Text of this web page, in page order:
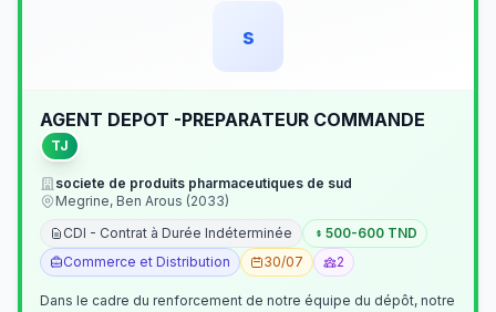
s
AGENT DEPOT -PREPARATEUR COMMANDE
TJ
societe de produits pharmaceutiques de sud
Megrine, Ben Arous (2033)
CDI - Contrat à Durée Indéterminée
500-600 TND
Commerce et Distribution
30/07 2
Dans le cadre du renforcement de notre équipe du dépôt, notre